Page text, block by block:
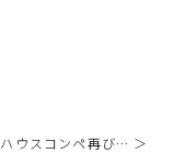
ハウスコンペ再び… ＞